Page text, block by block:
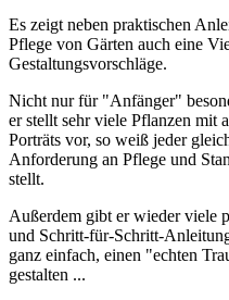
Es zeigt neben praktischen
Pflege von Gärten auch eine
Gestaltungsvorschläge.
Nicht nur für "Anfänger"
er stellt sehr viele Pflanzen mit
Porträts vor, so weiß jeder
Anforderung an Pflege und
stellt.
Außerdem gibt er wieder viele
und Schritt-für-Schritt-
ganz einfach, einen "echten
gestalten ...